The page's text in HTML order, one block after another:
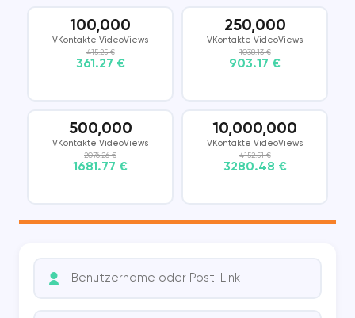
100,000
VKontakte VideoViews
415.25 €
361.27 €
250,000
VKontakte VideoViews
1038.13 €
903.17 €
500,000
VKontakte VideoViews
2076.26 €
1681.77 €
10,000,000
VKontakte VideoViews
4152.51 €
3280.48 €